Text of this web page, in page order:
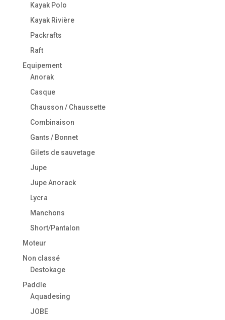
Kayak Polo
Kayak Rivière
Packrafts
Raft
Equipement
Anorak
Casque
Chausson / Chaussette
Combinaison
Gants / Bonnet
Gilets de sauvetage
Jupe
Jupe Anorack
Lycra
Manchons
Short/Pantalon
Moteur
Non classé
Destokage
Paddle
Aquadesing
JOBE